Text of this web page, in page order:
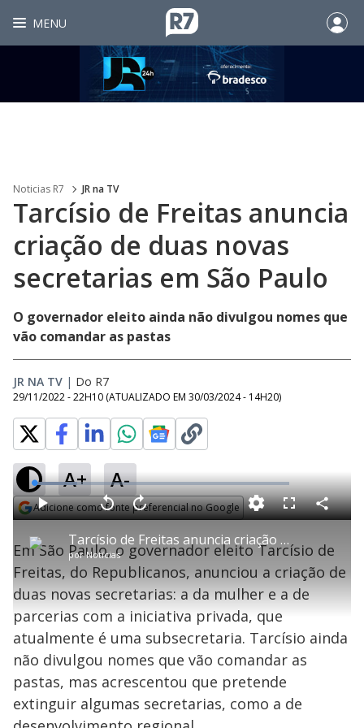
MENU
Noticias R7 JR na TV
Tarcísio de Freitas anuncia
criação de duas novas
secretarias em São Paulo
O governador eleito ainda não divulgou nomes que
vão comandar as pastas
JR NA TV | Do R7
29/11/2022 - 22H10 (ATUALIZADO EM 30/03/2024 - 14H20)
A+ A-
Adicione como fonte preferencial no Google
P
l
a
y
Tarcísio de Freitas anuncia criação de duas novas secretarias em São Paulo
porNotícias
P V
l
t
a
r
0
e
g
n
d
A
a
ç
a
r
1
s
e
u
n
o
s
M
d
L
o
a
d
e
6
.
7
9
F
s
c
r
n
C
o
a
r
i
l
Em São Paulo, o governador eleito Tarcísio de
Freitas, do Republicanos, anunciou a criação de
duas novas secretarias: a da mulher e a de
parcerias com a iniciativa privada, que
atualmente é uma subsecretaria. Tarcísio ainda
não divulgou nomes que vão comandar as
pastas, mas acrescentou que pretende
extinguir algumas secretarias, como a de